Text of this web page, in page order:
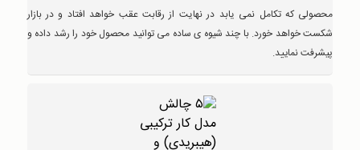
محصولی که تکامل نمی یابد در نهایت از رقابت عقب خواهد افتاد و در بازار
شکست خواهد خورد. با چند شیوه ی ساده می توانید محصول خود را رشد داده و
پیشرفت نمایید.